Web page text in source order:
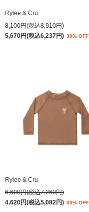
Rylee & Cru
8,100円(税込8,910円)
5,670円(税込6,237円) 30% OFF
Rylee & Cru
6,600円(税込7,260円)
4,620円(税込5,082円) 30% OFF